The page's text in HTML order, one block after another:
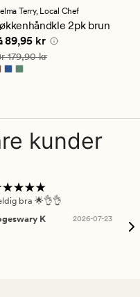
Terry, Local Chef
2pk brun
pris
89,95 kr
pris 179,90 kr
179,90 kr
kunder
bra 🌟👌👌
K
2026-07-23